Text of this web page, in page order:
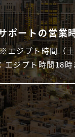
ポートの営業
ジプト時間（土
エジプト時間18